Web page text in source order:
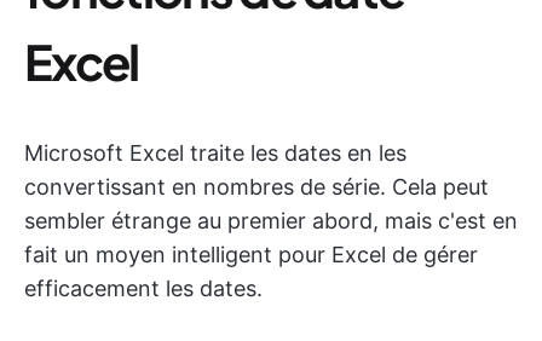
Excel
Microsoft Excel traite les dates en les
convertissant en nombres de série. Cela peut
sembler étrange au premier abord, mais c'est en
fait un moyen intelligent pour Excel de gérer
efficacement les dates.